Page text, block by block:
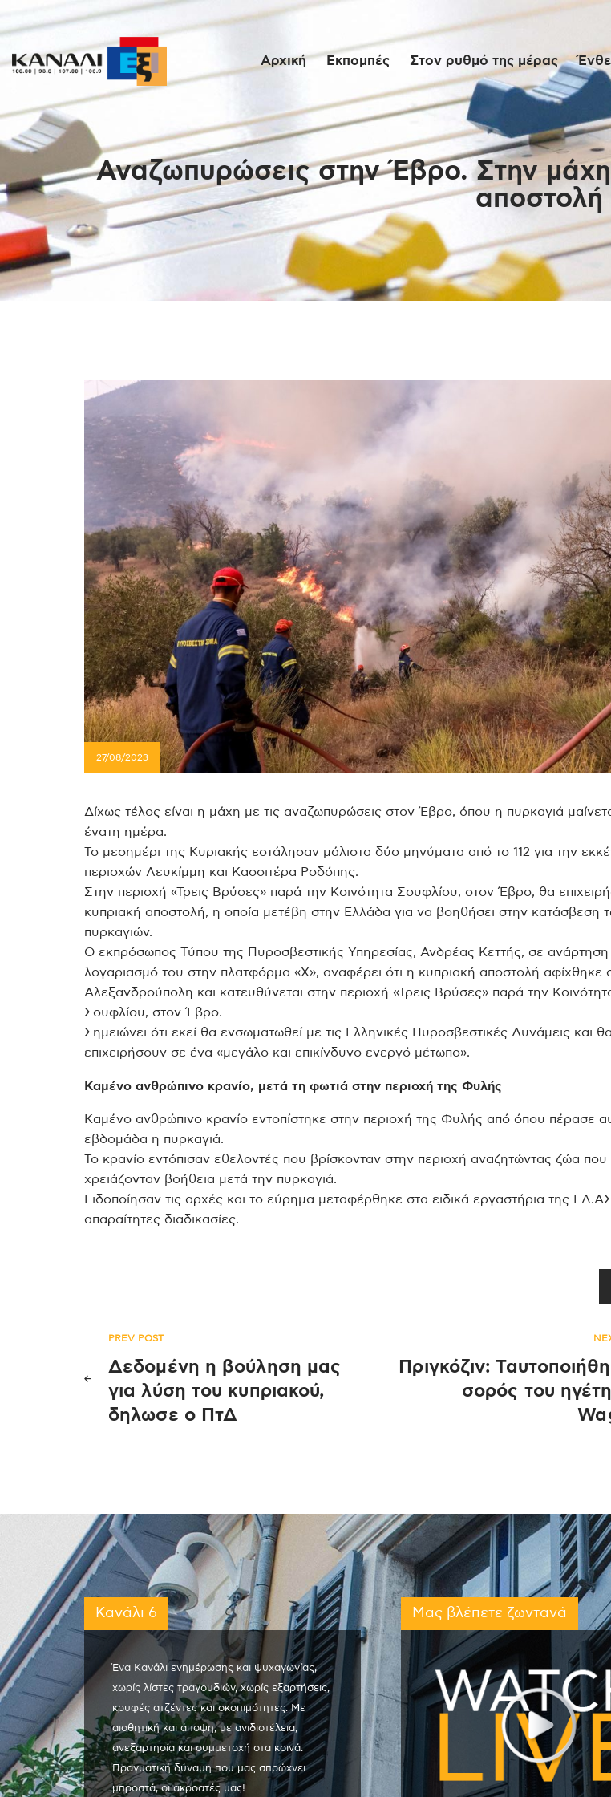
Αρχική Εκπομπές Στον ρυθμό της μέρας
Αναζωπυρώσεις στην Έβρο. Στην μάχη
αποστολή
Αρχική
Εκπομπές
Στον ρυθμό της
μέρας
Ένθετα
Διαγωνισμοί/Live
Links
Επικοινωνία
27/08/2023
Δίχως τέλος είναι η μάχη με τις αναζωπυρώσεις στον Έβρο, όπου η πυρκαγιά
ένατη ημέρα.
Το μεσημέρι της Κυριακής εστάλησαν μάλιστα δύο μηνύματα από το 112 για την
περιοχών Λευκίμμη και Κασσιτέρα Ροδόπης.
Στην περιοχή «Τρεις Βρύσες» παρά την Κοινότητα Σουφλίου, στον Έβρο, θα
κυπριακή αποστολή, η οποία μετέβη στην Ελλάδα για να βοηθήσει στην κατάσβεση
πυρκαγιών.
Ο εκπρόσωπος Τύπου της Πυροσβεστικής Υπηρεσίας, Ανδρέας Κεττής, σε ανάρτηση
λογαριασμό του στην πλατφόρμα «Χ», αναφέρει ότι η κυπριακή αποστολή αφίχθηκε
Αλεξανδρούπολη και κατευθύνεται στην περιοχή «Τρεις Βρύσες» παρά την
Σουφλίου, στον Έβρο.
Σημειώνει ότι εκεί θα ενσωματωθεί με τις Ελληνικές Πυροσβεστικές Δυνάμεις και θα
επιχειρήσουν σε ένα «μεγάλο και επικίνδυνο ενεργό μέτωπο».
Καμένο ανθρώπινο κρανίο, μετά τη φωτιά στην περιοχή της Φυλής
Καμένο ανθρώπινο κρανίο εντοπίστηκε στην περιοχή της Φυλής από όπου πέρασε
εβδομάδα η πυρκαγιά.
Το κρανίο εντόπισαν εθελοντές που βρίσκονταν στην περιοχή αναζητώντας ζώα που
χρειάζονταν βοήθεια μετά την πυρκαγιά.
Ειδοποίησαν τις αρχές και το εύρημα μεταφέρθηκε στα ειδικά εργαστήρια της
απαραίτητες διαδικασίες.
Πλοήγηση
άρθρων
PREV POST
Δεδομένη η βούληση μας
για λύση του κυπριακού,
δηλωσε ο ΠτΔ
Πριγκόζιν:
σορός του
Κανάλι 6
Ένα Κανάλι ενημέρωσης και ψυχαγωγίας,
χωρίς λίστες τραγουδιών, χωρίς εξαρτήσεις,
κρυφές ατζέντες και σκοπιμότητες. Με
αισθητική και άποψη, με ανιδιοτέλεια,
ανεξαρτησία και συμμετοχή στα κοινά.
Πραγματική δύναμη που μας σπρώχνει
μπροστά, οι ακροατές μας!
Μας βλέπετε ζωντανά